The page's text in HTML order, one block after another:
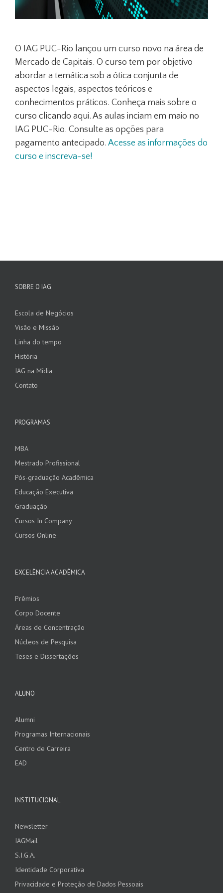
O IAG PUC-Rio lançou um curso novo na área de
Mercado de Capitais. O curso tem por objetivo
abordar a temática sob a ótica conjunta de
aspectos legais, aspectos teóricos e
conhecimentos práticos. Conheça mais sobre o
curso clicando aqui. As aulas inciam em maio no
IAG PUC-Rio. Consulte as opções para
pagamento antecipado. Acesse as informações do
curso e inscreva-se!
SOBRE O IAG
Escola de Negócios
Visão e Missão
Linha do tempo
História
IAG na Mídia
Contato
PROGRAMAS
MBA
Mestrado Profissional
Pós-graduação Acadêmica
Educação Executiva
Graduação
Cursos In Company
Cursos Online
EXCELÊNCIA ACADÊMICA
Prêmios
Corpo Docente
Áreas de Concentração
Núcleos de Pesquisa
Teses e Dissertações
ALUNO
Alumni
Programas Internacionais
Centro de Carreira
EAD
INSTITUCIONAL
Newsletter
IAGMail
S.I.G.A.
Identidade Corporativa
Privacidade e Proteção de Dados Pessoais